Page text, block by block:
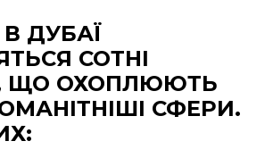
ДУБАЇ
СОТНІ
ЩО ОХОПЛЮЮТЬ
СФЕРИ.